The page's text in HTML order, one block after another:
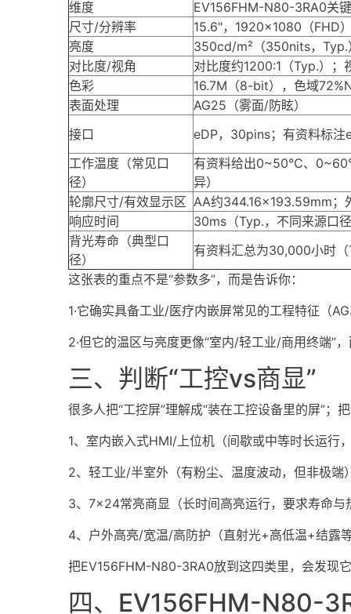
维度
EV156FHM-N80-3RA0关
尺寸/分辨率
15.6"，1920×1080（FHD
亮度
350cd/m²（350nits，Typ.
对比度/视角
对比度约1200:1（Typ.）
色彩
16.7M（8-bit），色域
表面处理
AG25（雾面/防眩）
接口
eDP，30pins；有资料标注
工作温度（常见口
径）
有资料给出0~50℃、
异）
轮廓尺寸/有效显示区 AA约344.16×193.59mm
响应时间
30ms（Typ.，不同来源口
背光寿命（典型口
径）
有资料汇总为30,000小时
这张表的重点不是“参数多”，而是告诉你：
1·它确实具备工业/医疗内嵌屏常见的工程特征（
2·但它的温区与亮度更像“室内/轻工业/商用终端”
三、判断“工控vs商显”
很多人把“工控屏”理解成“装在工控设备里的屏”；
1、室内嵌入式HMI/上位机（间歇或中等时长运行
2、轻工业/半室外（有粉尘、温度波动，但非极端
3、7×24常亮商显（长时间高亮运行，要求寿命与
4、户外高亮/宽温/高防护（直射光+高低温+结露
把EV156FHM-N80-3RA0放到这四类里，会发现
四、EV156FHM-N80-